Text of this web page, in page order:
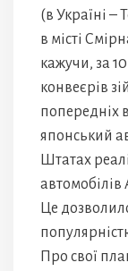
(в Україні –
в місті
кажучи, за
конвеєрів
попередніх
японський
Штатах
автомобілів
Це
Про свої